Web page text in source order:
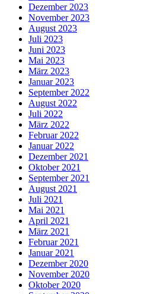
Dezember 2023
November 2023
August 2023
Juli 2023
Juni 2023
Mai 2023
März 2023
Januar 2023
September 2022
August 2022
Juli 2022
März 2022
Februar 2022
Januar 2022
Dezember 2021
Oktober 2021
September 2021
August 2021
Juli 2021
Mai 2021
April 2021
März 2021
Februar 2021
Januar 2021
Dezember 2020
November 2020
Oktober 2020